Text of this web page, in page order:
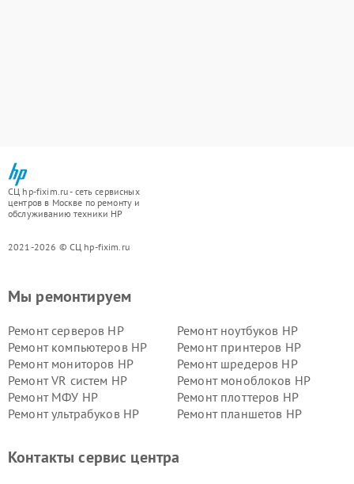
СЦ hp-fixim.ru - сеть сервисных
центров в Москве по ремонту и
обслуживанию техники HP
2021-2026 © СЦ hp-fixim.ru
Мы ремонтируем
Ремонт серверов HP
Ремонт ноутбуков HP
Ремонт компьютеров HP
Ремонт принтеров HP
Ремонт мониторов HP
Ремонт шредеров HP
Ремонт VR систем HP
Ремонт моноблоков HP
Ремонт МФУ HP
Ремонт плоттеров HP
Ремонт ультрабуков HP
Ремонт планшетов HP
Контакты сервис центра